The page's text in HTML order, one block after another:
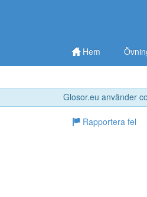
Glosor.eu använder
Hem
Rapportera fel